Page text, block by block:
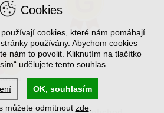
Cookies
cookies, které nám pomáhají
používány. Abychom cookies
nám to povolit. Kliknutím na tlačítko
udělujete tento souhlas.
OK, souhlasím
můžete odmítnout zde.